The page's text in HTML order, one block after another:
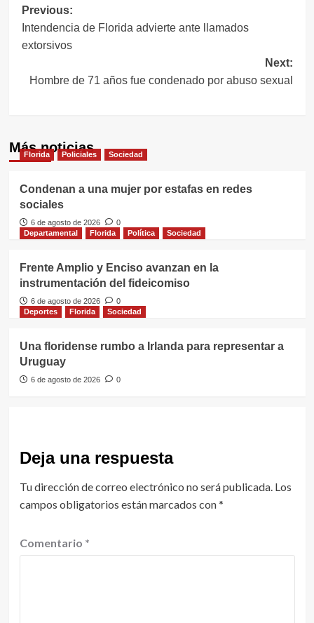
Navegación
de
Previous:
Intendencia de Florida advierte ante llamados
extorsivos
Next:
Hombre de 71 años fue condenado por abuso sexual
Más noticias
Florida Policiales Sociedad
Condenan a una mujer por estafas en redes
sociales
6 de agosto de 2026
0
Departamental
Florida Política Sociedad
Frente Amplio y Enciso avanzan en la
instrumentación del fideicomiso
6 de agosto de 2026
0
Deportes
Florida Sociedad
Una floridense rumbo a Irlanda para representar a
Uruguay
6 de agosto de 2026 0
Deja una respuesta
Tu dirección de correo electrónico no será publicada. Los
campos obligatorios están marcados con*
Comentario *